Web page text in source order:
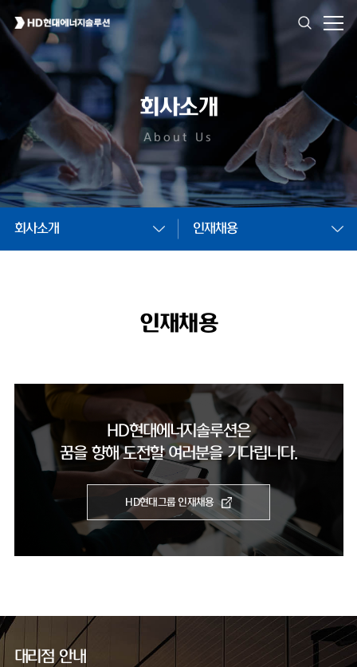
회사소개
About Us
회사소개 인재채용
인재채용
HD현대에너지솔루션은
꿈을 향해 도전할 여러분을 기다립니다.
HD현대그룹 인재채용
대리점 안내